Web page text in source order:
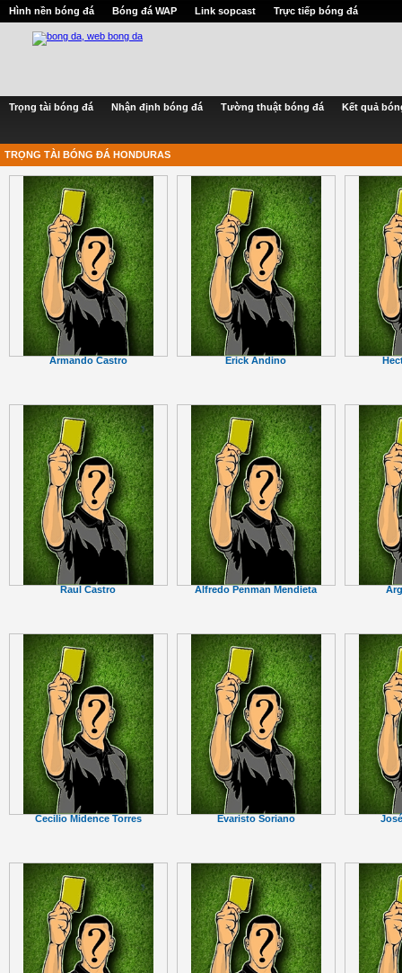
Hình nền bóng đá Bóng đá WAP Link sopcast Trực tiếp bóng đá
Trọng tài bóng đá Nhận định bóng đá Tường thuật bóng đá Kết quả
TRỌNG TÀI BÓNG ĐÁ HONDURAS
Armando Castro Erick Andino
Raul Castro Alfredo Penman Mendieta
Cecilio Midence Torres Evaristo Soriano